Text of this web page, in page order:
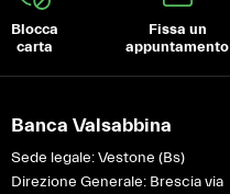
Blocca
carta
Fissa un
appuntamento
Banca Valsabbina
Sede legale: Vestone (Bs)
Direzione Generale: Brescia via